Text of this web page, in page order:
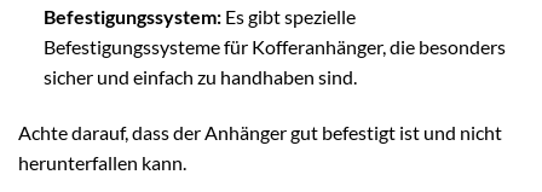
Befestigungssystem:Es gibt spezielle
Befestigungssysteme für Kofferanhänger, die besonders
sicher und einfach zu handhaben sind.
Achte darauf, dass der Anhänger gut befestigt ist und nicht
herunterfallen kann.